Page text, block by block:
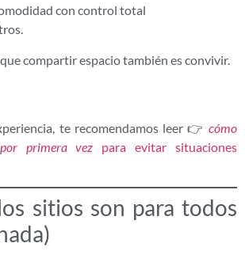
con control total
compartir espacio también es convivir.
te recomendamos leer 👉 cómo
primera vez para evitar situaciones
sitios son para todos